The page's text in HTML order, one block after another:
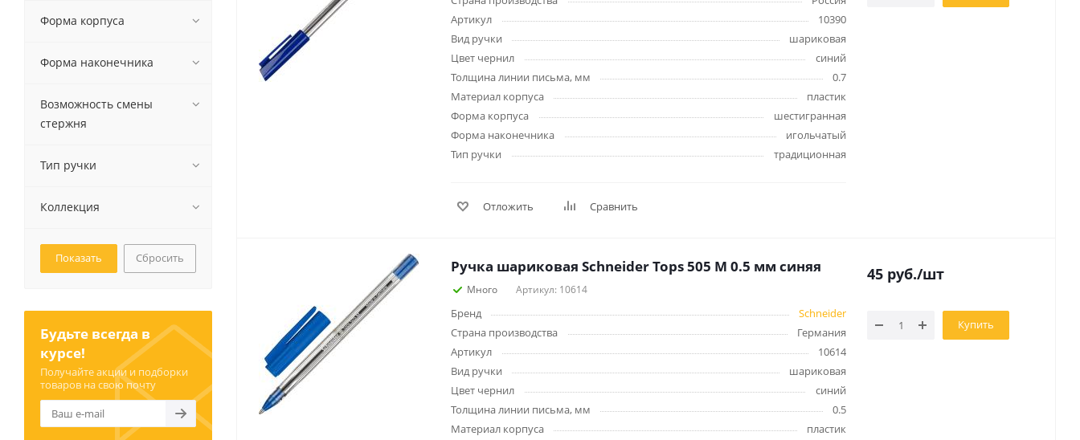
Уничтожители документов
Переплетное оборудование
оргтехники и электроники
Папки для тетрадей и уроков
Аксессуары для тетрадей,
Инструменты и аксессуары
для труда и творчества
Бытовая химия
Упаковка и тара
Клейкие ленты, скотч
Пленка упаковочная
Красота, гигиена
Уход за лицом
Уход за одеждой и обувью
Гигиенические изделия
Косметические подарочные
Уход за волосами
Товары для хобби и
книги
Алмазная мозайка
Товары для
художников
Инструменты для живописи
Артикул
10390
Вид ручки
шариковая
Цвет чернил
синий
Толщина линии письма, мм
0.7
Материал корпуса
пластик
Форма корпуса
шестигранная
Форма наконечника
игольчатый
Тип ручки
традиционная
Отложить Сравнить
Ручка шариковая Schneider Tops 505 M 0.5 мм синяя
Много Артикул: 10614
Бренд
Schneider
Страна производства
Германия
Артикул
10614
Вид ручки
шариковая
Цвет чернил
синий
Толщина линии письма, мм
0.5
Материал корпуса
пластик
45 руб./шт
Купить
Форма корпуса
Форма наконечника
Возможность смены
стержня
Тип ручки
Коллекция
Сбросить
Будьте всегда в
курсе!
Получайте акции и подборки
товаров на свою почту